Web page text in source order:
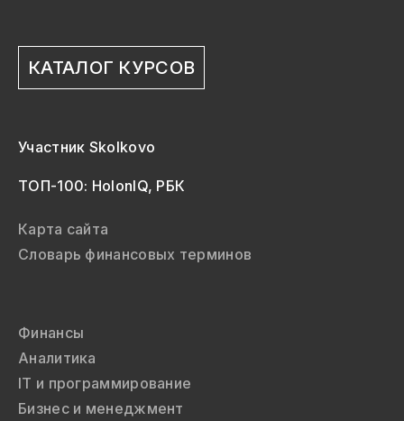
КАТАЛОГ КУРСОВ
Участник Skolkovo
ТОП-100: HolonIQ, РБК
Карта сайта
Словарь финансовых терминов
Финансы
Аналитика
IT и программирование
Бизнес и менеджмент